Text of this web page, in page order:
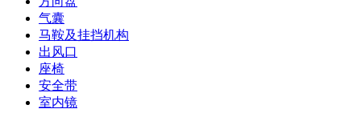
气囊
马鞍及挂挡机构
出风口
座椅
安全带
室内镜